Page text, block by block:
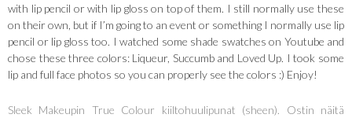
with lip pencil or with lip gloss on top of them. I still normally use these
on their own, but if I’m going to an event or something I normally use lip
pencil or lip gloss too. I watched some shade swatches on Youtube and
chose these three colors: Liqueur, Succumb and Loved Up. I took some
lip and full face photos so you can properly see the colors :) Enjoy!
Sleek Makeupin True Colour kiiltohuulipunat (sheen). Ostin näitä